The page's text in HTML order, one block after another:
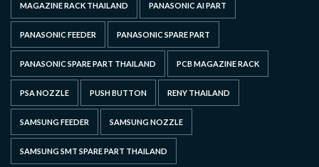
MAGAZINE RACK THAILAND PANASONIC AI PART
PANASONIC FEEDER PANASONIC SPARE PART
PANASONIC SPARE PART THAILAND PCB MAGAZINE RACK
PSA NOZZLE PUSH BUTTON RENY THAILAND
SAMSUNG FEEDER SAMSUNG NOZZLE
SAMSUNG SMT SPARE PART THAILAND